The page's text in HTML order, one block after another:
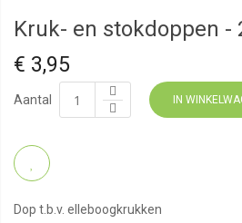
Kruk- en stokdoppen -
€ 3,95
Aantal IN
Dop t.b.v. elleboogkrukken